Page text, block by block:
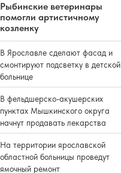
Рыбинские ветеринары
помогли артистичному
козленку
В Ярославле сделают фасад и
смонтируют подсветку в детской
больнице
В фельдшерско-акушерских
пунктах Мышкинского округа
начнут продавать лекарства
На территории ярославской
областной больницы проведут
ямочный ремонт